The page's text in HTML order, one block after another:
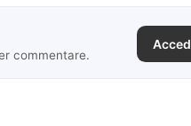
commentare.